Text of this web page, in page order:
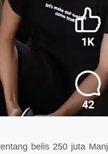
belis 250 juta